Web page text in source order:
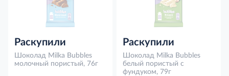
Раскупили
Шоколад Milka Bubbles
молочный пористый, 76г
Раскупили
Шоколад Milka Bubbles
белый пористый с
фундуком, 79г